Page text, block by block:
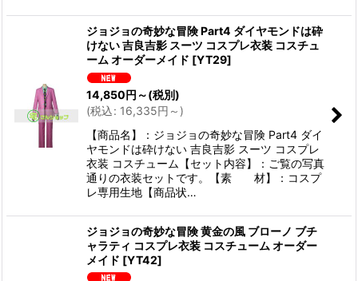
ジョジョの奇妙な冒険 Part4 ダイヤモンドは砕
けない 吉良吉影 スーツ コスプレ衣装 コスチュ
ーム オーダーメイド [YT29]
14,850円 ～(税別)
(税込: 16,335円 ～ )
【商品名】：ジョジョの奇妙な冒険 Part4 ダイ
ヤモンドは砕けない 吉良吉影 スーツ コスプレ
衣装 コスチューム【セット内容】：ご覧の写真
通りの衣装セットです。【素 材】：コスプ
レ専用生地【商品状…
ジョジョの奇妙な冒険 黄金の風 ブローノ ブチ
ャラティ コスプレ衣装 コスチューム オーダー
メイド [YT42]